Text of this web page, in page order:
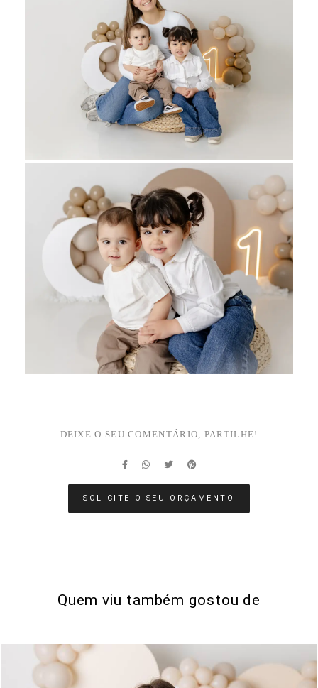
DEIXE O SEU COMENTÁRIO, PARTILHE!
SOLICITE O SEU ORÇAMENTO
Quem viu também gostou de